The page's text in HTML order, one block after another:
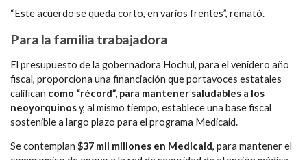
“Este acuerdo se queda corto, en varios frentes”, remató.
Para la familia trabajadora
El presupuesto de la gobernadora Hochul, para el venidero año
fiscal, proporciona una financiación que portavoces estatales
califican como “récord”, para mantener saludables a los
neoyorquinosy, al mismo tiempo, establece una base fiscal
sostenible a largo plazo para el programa Medicaid.
Se contemplan $37 mil millones en Medicaid, para mantener el